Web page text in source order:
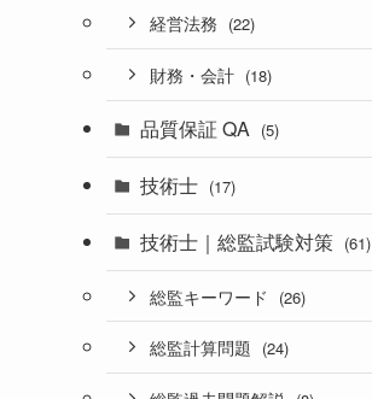
経営法務 (22)
財務・会計 (18)
品質保証 QA (5)
技術士 (17)
技術士｜総監試験対策 (61)
総監キーワード (26)
総監計算問題 (24)